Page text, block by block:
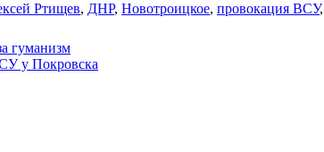
Ртищев, ДНР, Новотроицкое, провокация ВСУ,
гуманизм
у Покровска